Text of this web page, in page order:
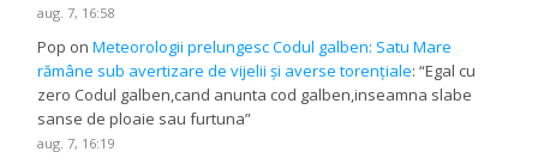
aug. 7, 16:58
Pop onMeteorologii prelungesc Codul galben: Satu Mare
rămâne sub avertizare de vijelii și averse torențiale: “Egal cu
zero Codul galben,cand anunta cod galben,inseamna slabe
sanse de ploaie sau furtuna”
aug. 7, 16:19